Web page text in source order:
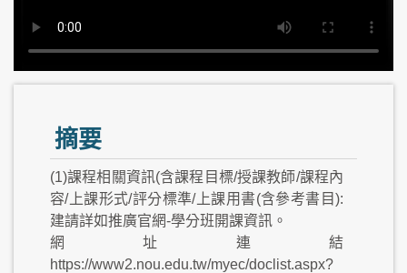
摘要
(1)課程相關資訊(含課程目標/授課教師/課程內
容/上課形式/評分標準/上課用書(含參考書目):
建請詳如推廣官網-學分班開課資訊。
網址連結
https://www2.nou.edu.tw/myec/doclist.aspx?